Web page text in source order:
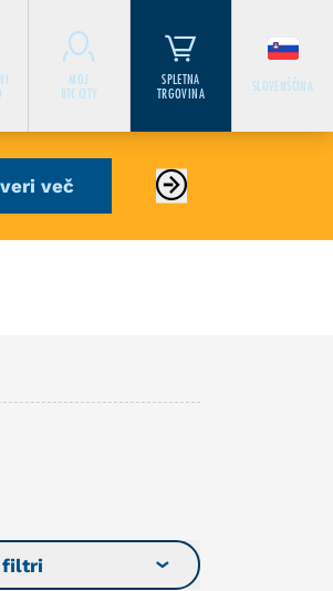
MOJ
BTC CITY
SPLETNA
TRGOVINA
SLOVENŠČINA
več
filtri